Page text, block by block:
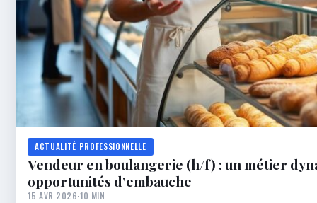
ACTUALITÉ PROFESSIONNELLE
Vendeur en boulangerie (h/f) : un métier
opportunités d’embauche
15 AVR 2026·10 MIN